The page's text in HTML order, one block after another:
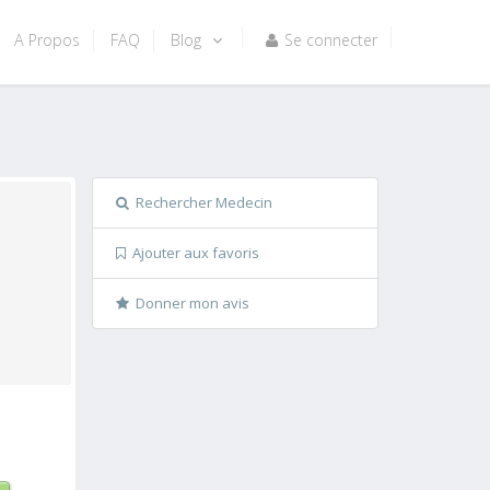
A Propos FAQ Blog Se connecter
Rechercher Medecin
Ajouter aux favoris
Donner mon avis